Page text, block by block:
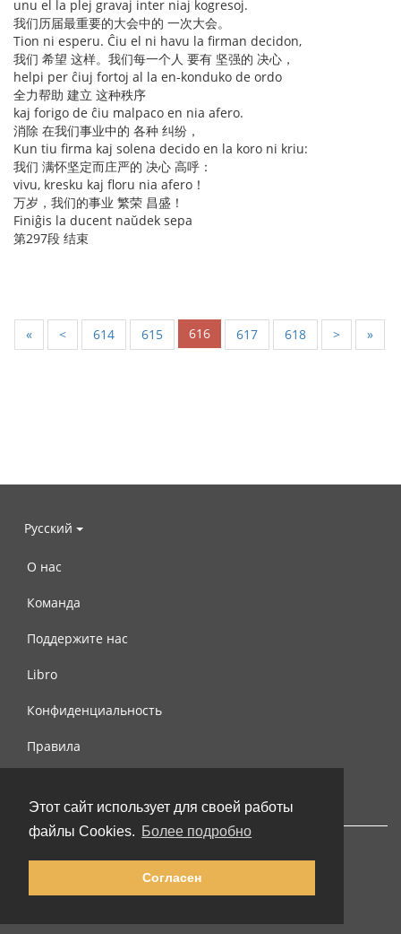
Этот сайт использует для своей работы
файлы Cookies. Более подробно
Согласен
unu el la plej gravaj inter niaj kogresoj.
我们历届最重要的大会中的 一次大会。
Tion ni esperu. Ĉiu el ni havu la firman decidon,
我们 希望 这样。我们每一个人 要有 坚强的 决心，
helpi per ĉiuj fortoj al la en-konduko de ordo
全力帮助 建立 这种秩序
kaj forigo de ĉiu malpaco en nia afero.
消除 在我们事业中的 各种 纠纷，
Kun tiu firma kaj solena decido en la koro ni kriu:
我们 满怀坚定而庄严的 决心 高呼：
vivu, kresku kaj floru nia afero！
万岁，我们的事业 繁荣 昌盛！
Finiĝis la ducent naŭdek sepa
第297段 结束
« < 614 615 616 617 618 > »
Русский
О нас
Команда
Поддержите нас
Libro
Конфиденциальность
Правила
© 2002-2026 lernu.net |Impressum